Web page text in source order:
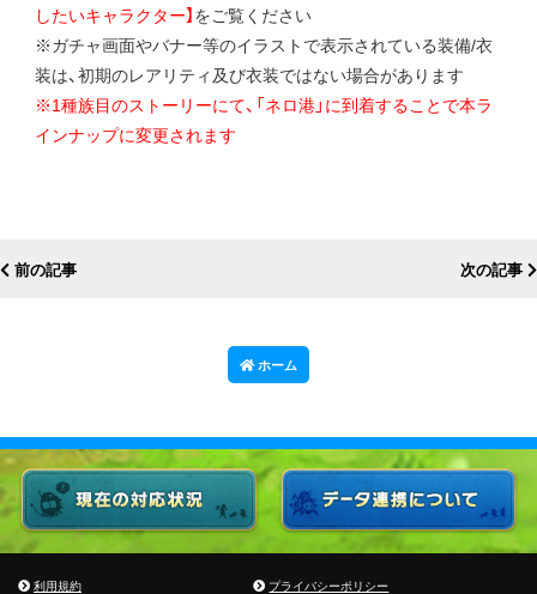
したいキャラクター】をご覧ください
※ガチャ画面やバナー等のイラストで表示されている装備/衣
装は、初期のレアリティ及び衣装ではない場合があります
※1種族目のストーリーにて、「ネロ港」に到着することで本ラ
インナップに変更されます
前の記事 次の記事
ホーム
利用規約 プライバシーポリシー